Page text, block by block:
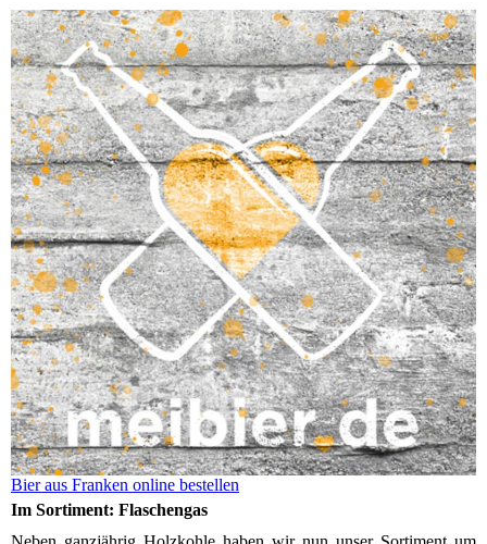
Bier aus Franken online bestellen
Im Sortiment: Flaschengas